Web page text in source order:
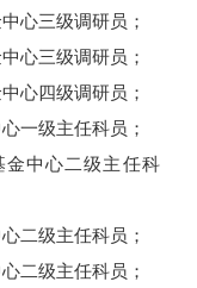
心三级调研员；
心三级调研员；
心四级调研员；
一级主任科员；
中心二级主任科
二级主任科员；
二级主任科员；